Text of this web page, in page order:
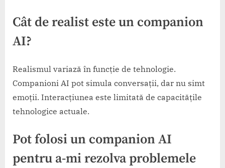
Cât de realist este un companion
AI?
Realismul variază în funcție de tehnologie.
Companioni AI pot simula conversații, dar nu simt
emoții. Interacțiunea este limitată de capacitățile
tehnologice actuale.
Pot folosi un companion AI
pentru a-mi rezolva problemele